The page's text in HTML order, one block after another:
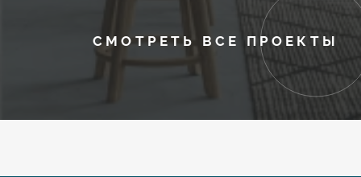
СМОТРЕТЬ ВСЕ ПРОЕКТЫ